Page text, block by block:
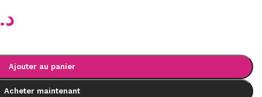
Ajouter au panier
Acheter maintenant